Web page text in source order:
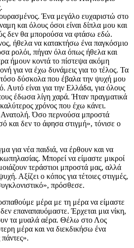
Ένα μεγάλο ευχαριστώ στο
και όλους όσοι είναι δίπλα μου και
δεν θα μπορούσα να φτάσω εδώ.
ήθελα να κατακτήσω ένα παγκόσμιο
ρολόι, πήγαν όλα όπως ήθελα και
ήμουν κοντά το πίστεψα ακόμη
για να έχω δυνάμεις για το τέλος. Τα
τόσο δύσκολα που έβαλα την ψυχή μου
Αυτό είναι για την Ελλάδα, για όλους
έδωσα λίγη χαρά. Ήταν πραγματικά
χρόνος που έχω κάνει.
Όσο περνούσα μπροστά
και δεν το άφησα στιγμή», τόνισε ο
για νέα παιδιά, να έρθουν και να
Μπορεί να είμαστε μικροί
τεράστιοι μπροστά μας, αλλά
Αξίζει ο κόπος για τέτοιες στιγμές,
πρόσθεσε.
μέρα με τη μέρα να είμαστε
επαναπαυόμαστε. Έρχεται μια νίκη,
τα μυαλά αέρα. Θέλω στο Λος
μέρα και να διεκδικήσω ένα